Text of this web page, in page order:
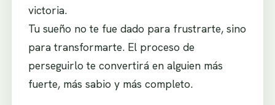
victoria.
Tu sueño no te fue dado para frustrarte, sino
para transformarte. El proceso de
perseguirlo te convertirá en alguien más
fuerte, más sabio y más completo.